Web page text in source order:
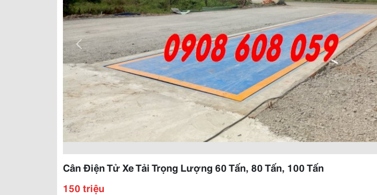
Cân Điện Tử Xe Tải Trọng Lượng 60 Tấn, 80 Tấn, 100 Tấn
150 triệu